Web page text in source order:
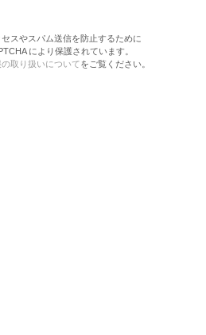
スやスパム送信を防止するために
により保護されています。
取り扱いについてをご覧ください。